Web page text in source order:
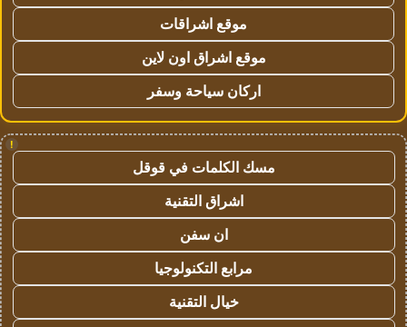
موقع اشراقات
موقع اشراق اون لاين
اركان سياحة وسفر
!
مسك الكلمات في قوقل
اشراق التقنية
ان سفن
مرابع التكنولوجيا
خيال التقنية